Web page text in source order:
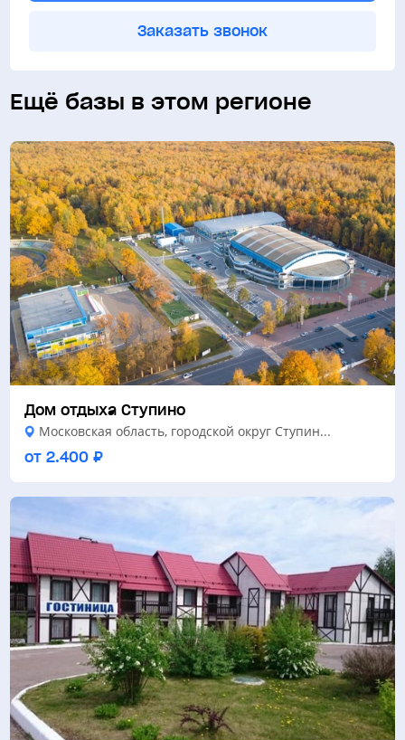
Заказать звонок
Ещё базы в этом регионе
Дом отдыха Ступино
Московская область, городской округ Ступин...
от 2.400 ₽